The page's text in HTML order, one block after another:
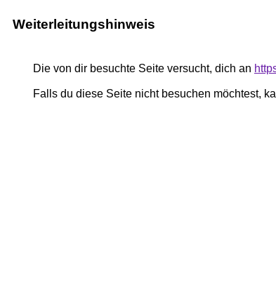
Weiterleitungshinweis
Die von dir besuchte Seite versucht, dich an
Falls du diese Seite nicht besuchen möchtest,